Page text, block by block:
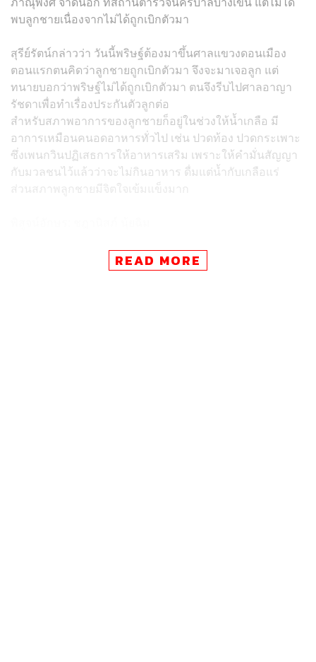
พบลูกชายเนื่องจากไม่ได้ถูกเบิกตัวมา
สุรีย์รัตน์กล่าวว่า วันนี้พริษฐ์ต้องมาขึ้นศาลแขวงดอนเมือง
ตอนแรกตนคิดว่าลูกชายถูกเบิกตัวมา จึงจะมาเจอลูก แต่
ทนายบอกว่าพริษฐ์ไม่ได้ถูกเบิกตัวมา ตนจึงรีบไปศาลอาญา
รัชดาเพื่อทำเรื่องประกันตัวลูกต่อ
สำหรับสภาพอาการของลูกชายก็อยู่ในช่วงให้น้ำเกลือ มี
อาการเหมือนคนอดอาหารทั่วไป เช่น ปวดท้อง ปวดกระเพาะ
ซึ่งเพนกวินปฏิเสธการให้อาหารเสริม เพราะให้คำมั่นสัญญา
กับมวลชนไว้แล้วว่าจะไม่กินอาหาร ดื่มแต่น้ำกับเกลือแร่
ส่วนสภาพลูกชายมีจิตใจเข้มแข็งมาก
เพนกวิน-พริษฐ์ ชิวารักษ์
ไมค์-ภาณุพงศ์ จาดนอก
แกนนำ สุรีย์รัตน์ ชิวารักษ์
READ MORE